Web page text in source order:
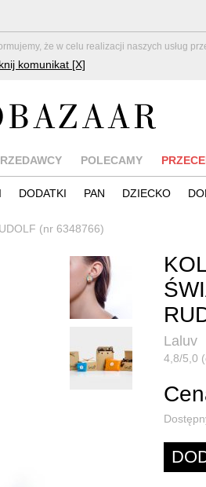
że w celu realizacji naszych usług
komunikat [X]
POLECAMY
DODATKI PAN DZIECKO
(nr 6348766)
Laluv
4,8/5,0